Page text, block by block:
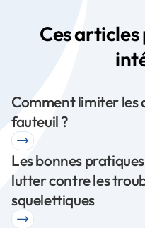
Ces
Comment limiter les
fauteuil ?
Les bonnes
lutter contre les
squelettiques